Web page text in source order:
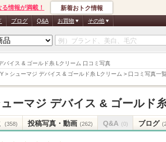
バイス & ゴールド糸 Lクリーム 口コミ写真
> シューマジ デバイス & ゴールド糸 Lクリーム > 口コミ写真一
情報が満載！ 新着おトク情報
ブログ Q&A お買物 その他
ーマジ デバイス & ゴールド
(358) 投稿写真・動画 (262) Q&A (0) ブログ